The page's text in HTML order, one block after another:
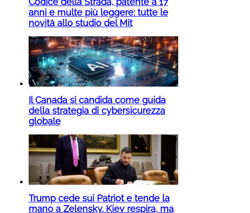
anni e multe più leggere: tutte le
novità allo studio del Mit
Il Canada si candida come guida
della strategia di cybersicurezza
globale
Trump cede sui Patriot e tende la
mano a Zelensky. Kiev respira, ma